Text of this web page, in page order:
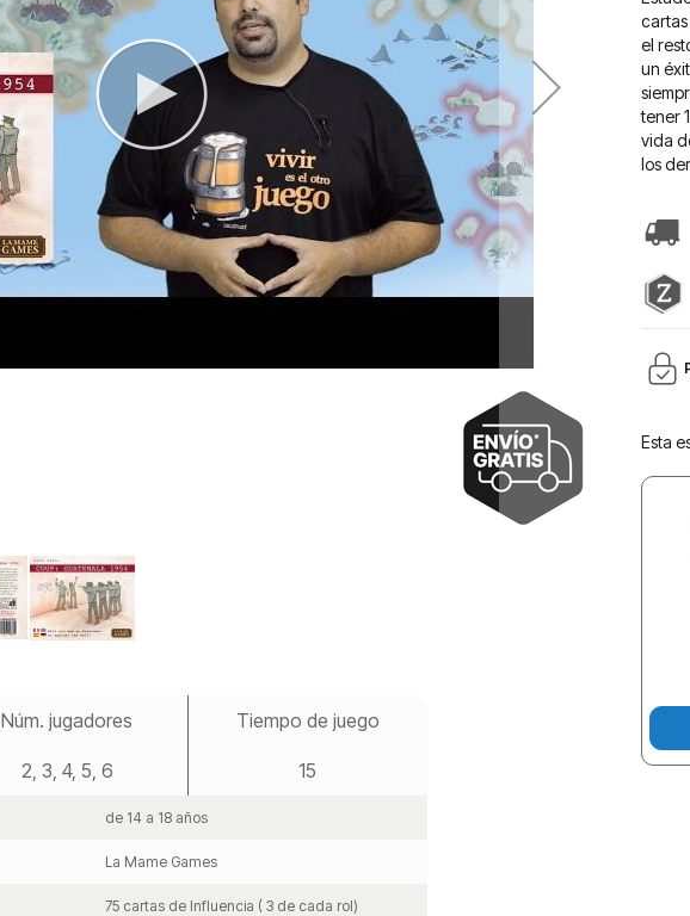
el
un
tener
vida
los
Esta
Núm. jugadores
2, 3, 4, 5, 6
Tiempo de juego
15
de 14 a 18 años
La Mame Games
75 cartas de Influencia ( 3 de cada rol)